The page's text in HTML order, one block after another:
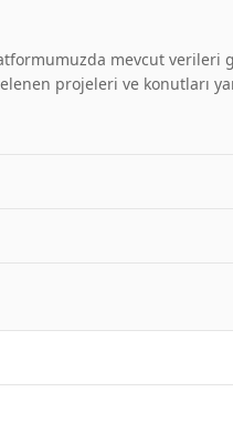
mevcut verileri
projeleri ve konutları